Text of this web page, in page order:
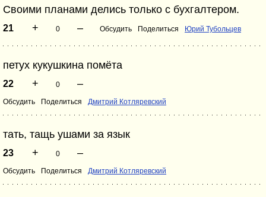
Своими планами делись только с бухгалтером.
21 + 0 – Обсудить Поделиться Юрий Тубольцев
петух кукушкина помёта
22 + 0 –
Обсудить Поделиться Дмитрий Котляревский
тать, тащь ушами за язык
23 + 0 –
Обсудить Поделиться Дмитрий Котляревский